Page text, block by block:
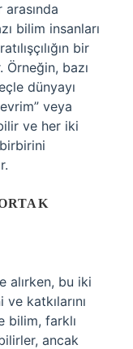
bilim insanları
bir
bazı
dünyayı
veya
ve her iki
alırken, bu iki
katkılarını
bilim, farklı
ancak